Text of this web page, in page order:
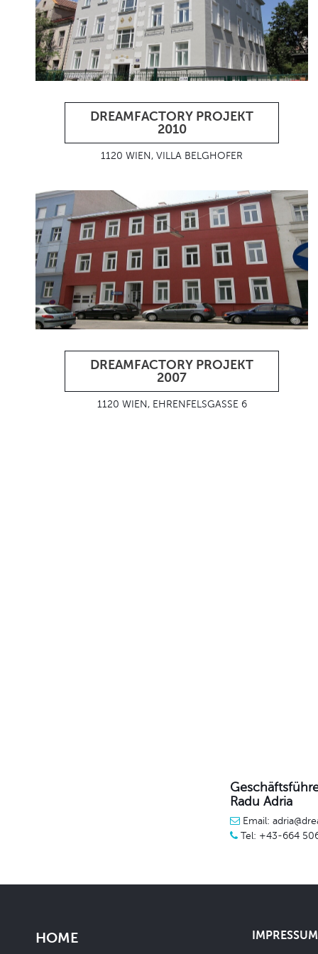
DREAMFACTORY PROJEKT
2010
1120 WIEN, VILLA BELGHOFER
DREAMFACTORY PROJEKT
2007
1120 WIEN, EHRENFELSGASSE 6
Radu Adria
Email:
Tel: +43-664
HOME